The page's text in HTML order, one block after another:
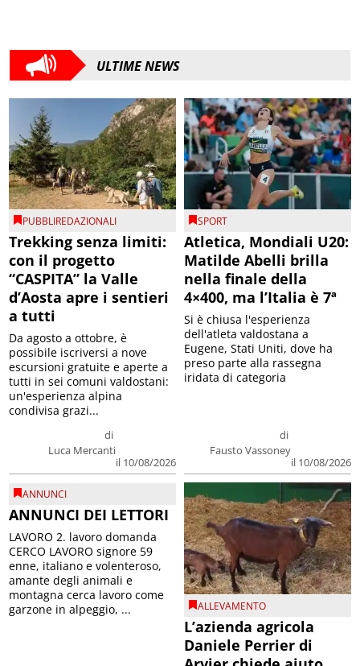
ULTIME NEWS
PUBBLIREDAZIONALI
Trekking senza limiti:
con il progetto
“CASPITA” la Valle
d’Aosta apre i sentieri
a tutti
di
Luca Mercanti
il 10/08/2026
Da agosto a ottobre, è
possibile iscriversi a nove
escursioni gratuite e aperte a
tutti in sei comuni valdostani:
un'esperienza alpina
condivisa grazi...
SPORT
Atletica, Mondiali U20:
Matilde Abelli brilla
nella finale della
4×400, ma l’Italia è 7ª
di
Fausto Vassoney
il 10/08/2026
Si è chiusa l'esperienza
dell'atleta valdostana a
Eugene, Stati Uniti, dove ha
preso parte alla rassegna
iridata di categoria
ANNUNCI
ANNUNCI DEI LETTORI
LAVORO 2. lavoro domanda
CERCO LAVORO signore 59
enne, italiano e volenteroso,
amante degli animali e
montagna cerca lavoro come
garzone in alpeggio, ...
ALLEVAMENTO
L’azienda agricola
Daniele Perrier di